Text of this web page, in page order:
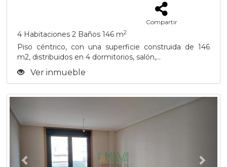
Compartir
4 Habitaciones 2 Baños 146 m2
Piso céntrico, con una superficie construida de 146
m2, distribuidos en 4 dormitorios, salón,...
Ver inmueble